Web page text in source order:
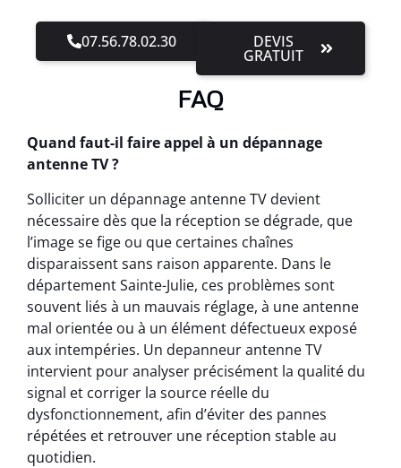
07.56.78.02.30 DEVIS
GRATUIT
FAQ
Quand faut-il faire appel à un dépannage
antenne TV ?
Solliciter un dépannage antenne TV devient
nécessaire dès que la réception se dégrade, que
l’image se fige ou que certaines chaînes
disparaissent sans raison apparente. Dans le
département Sainte-Julie, ces problèmes sont
souvent liés à un mauvais réglage, à une antenne
mal orientée ou à un élément défectueux exposé
aux intempéries. Un depanneur antenne TV
intervient pour analyser précisément la qualité du
signal et corriger la source réelle du
dysfonctionnement, afin d’éviter des pannes
répétées et retrouver une réception stable au
quotidien.